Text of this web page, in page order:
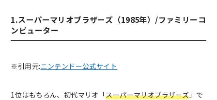
1.スーパーマリオブラザーズ（1985年）/ファミリーコ
ンピューター
※引用元:ニンテンドー公式サイト
1位はもちろん、初代マリオ「スーパーマリオブラザーズ 」で